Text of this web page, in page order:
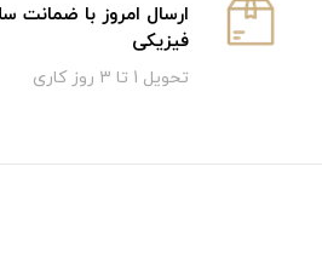
ارسال امروز با ضمانت
فیزیکی
تحویل 1 تا 3 روز کاری